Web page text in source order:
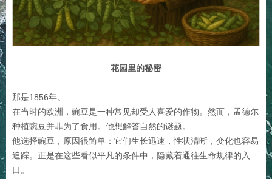
花园里的秘密
那是1856年。
在当时的欧洲，豌豆是一种常见却受人喜爱的作物。然而，孟德尔
种植豌豆并非为了食用。他想解答自然的谜题。
他选择豌豆，原因很简单：它们生长迅速，性状清晰，变化也容易
追踪。正是在这些看似平凡的条件中，隐藏着通往生命规律的入
口。